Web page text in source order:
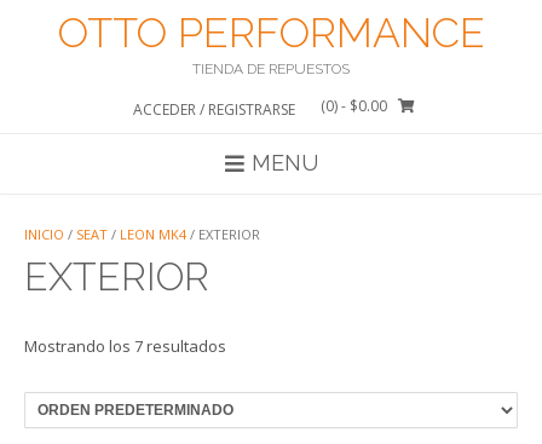
OTTO PERFORMANCE
TIENDA DE REPUESTOS
ACCEDER / REGISTRARSE (0)- $0.00
MENU
INICIO / SEAT / LEON MK4/ EXTERIOR
EXTERIOR
Mostrando los 7 resultados